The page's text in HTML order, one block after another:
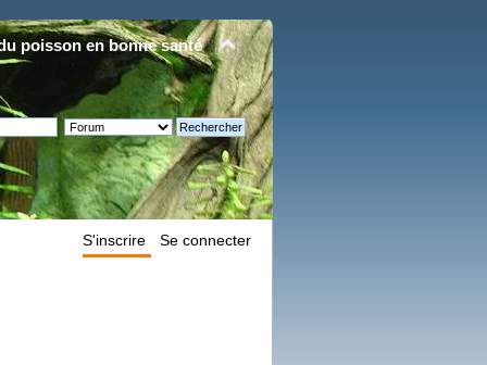
poisson en bonne santé
Se connecter
S'inscrire